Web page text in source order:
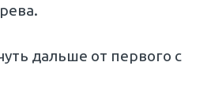
дальше от первого с